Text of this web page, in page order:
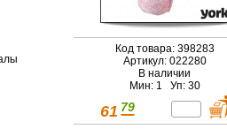
Код товара: 398283
Артикул: 022280
В наличии
Мин: 1 Уп: 30
61 79